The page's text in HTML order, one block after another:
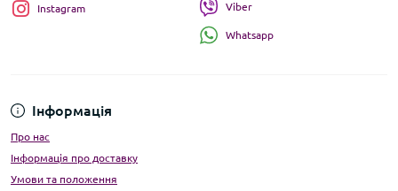
Інформація
Про нас
Інформація про доставку
Умови та положення
Instagram Viber
Whatsapp